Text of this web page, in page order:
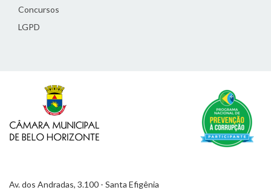
Concursos
LGPD
Av. dos Andradas, 3.100 - Santa Efigênia